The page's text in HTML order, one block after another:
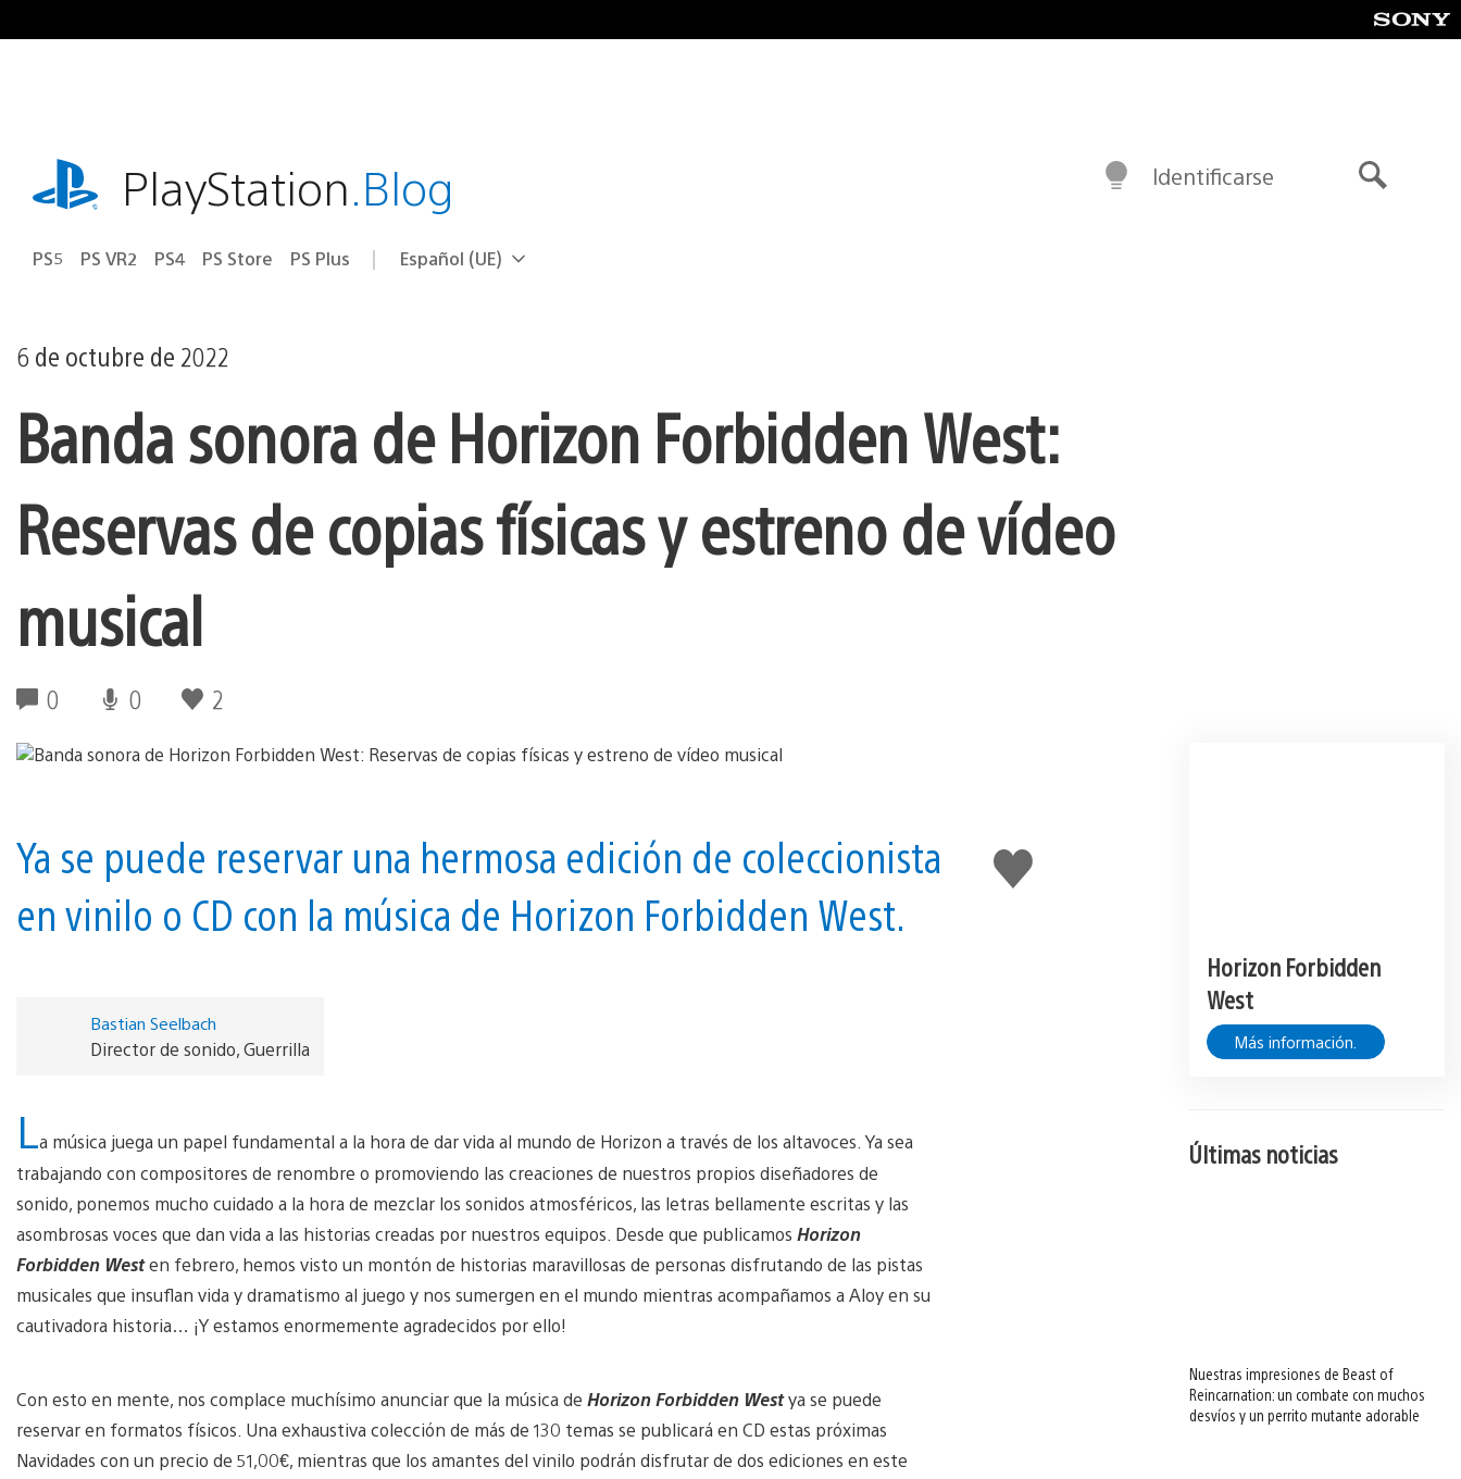
al
playstation.comPlayStation.Blog
PS5 PS VR2 PS4 PS Store PS Plus Selecciona
Región
Español (UE)
Identificarse
6 de octubre de 2022
Banda sonora de Horizon Forbidden West:
Reservas de copias físicas y estreno de vídeo
musical
0 0 2
Me
gusta
esto
Ya se puede reservar una hermosa edición de coleccionista
en vinilo o CD con la música de Horizon Forbidden West.
Bastian Seelbach
Director de sonido, Guerrilla
La música juega un papel fundamental a la hora de dar vida al mundo de Horizon a través de los altavoces. Ya sea
trabajando con compositores de renombre o promoviendo las creaciones de nuestros propios diseñadores de
sonido, ponemos mucho cuidado a la hora de mezclar los sonidos atmosféricos, las letras bellamente escritas y las
asombrosas voces que dan vida a las historias creadas por nuestros equipos. Desde que publicamos Horizon
Forbidden Westen febrero, hemos visto un montón de historias maravillosas de personas disfrutando de las pistas
musicales que insuflan vida y dramatismo al juego y nos sumergen en el mundo mientras acompañamos a Aloy en su
cautivadora historia… ¡Y estamos enormemente agradecidos por ello!
Con esto en mente, nos complace muchísimo anunciar que la música de Horizon Forbidden Westya se puede
reservar en formatos físicos. Una exhaustiva colección de más de 130 temas se publicará en CD estas próximas
Navidades con un precio de 51,00€, mientras que los amantes del vinilo podrán disfrutar de dos ediciones en este
Horizon Forbidden
West
Más información.
Últimas noticias
Nuestras impresiones de Beast of
Reincarnation: un combate con muchos
desvíos y un perrito mutante adorable